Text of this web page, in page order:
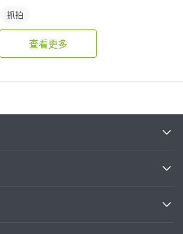
抓拍
查看更多